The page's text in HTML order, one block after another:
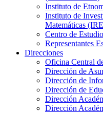
Instituto de
Instituto de
Matemáticas
Centro de
Representantes
Direcciones
Oficina Central
Dirección de
Dirección de
Dirección de
Dirección
Dirección